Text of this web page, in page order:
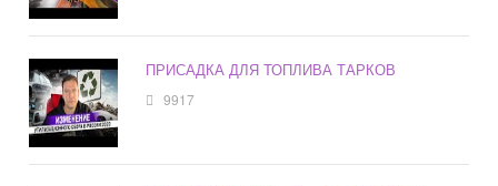
ПРИСАДКА ДЛЯ ТОПЛИВА ТАРКОВ
9917